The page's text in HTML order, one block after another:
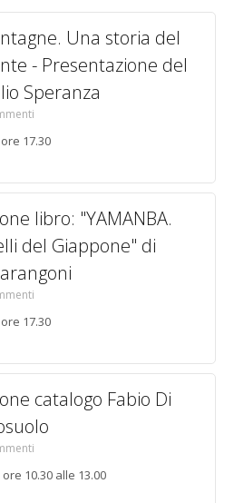
Una storia del
- Presentazione del
Speranza
17.30
libro: "YAMANBA.
del Giappone" di
17.30
catalogo Fabio Di
10.30 alle 13.00